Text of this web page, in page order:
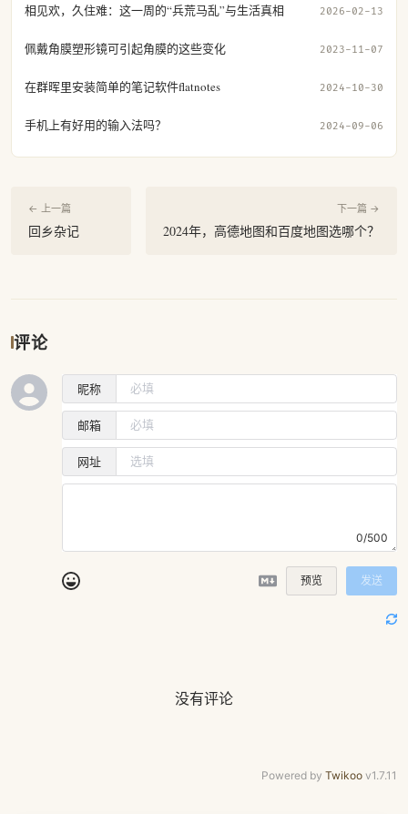
相见欢，久住难：这一周的“兵荒马乱”与生活真相 2026-02-13
佩戴角膜塑形镜可引起角膜的这些变化 2023-11-07
在群晖里安装简单的笔记软件flatnotes 2024-10-30
手机上有好用的输入法吗？ 2024-09-06
← 上一篇
回乡杂记
下一篇 →
2024年，高德地图和百度地图选哪个？
评论
昵称
邮箱
网址
0/500
预览 发送
没有评论
Powered by Twikoo v1.7.11